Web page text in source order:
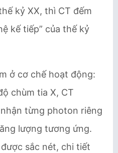
kỷ XX, thì CT đếm
kế tiếp” của thế kỷ
ở cơ chế hoạt động:
chùm tia X, CT
từng photon riêng
lượng tương ứng.
sắc nét, chi tiết